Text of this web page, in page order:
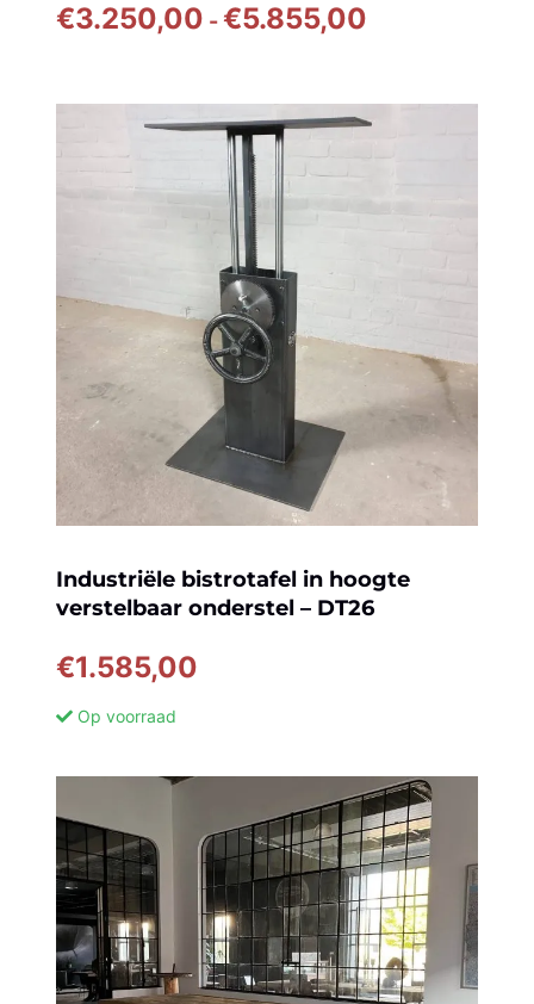
€3.250,00 -€5.855,00
€5.855,00
Industriële bistrotafel in hoogte
verstelbaar onderstel – DT26
€1.585,00
Op voorraad